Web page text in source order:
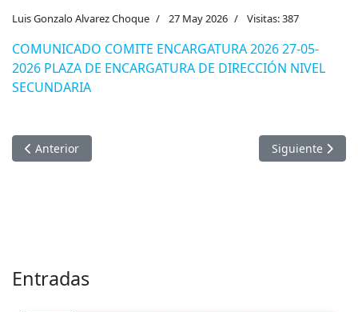
Luis Gonzalo Alvarez Choque 27 May 2026 Visitas: 387
COMUNICADO COMITE ENCARGATURA 2026 27-05-
2026 PLAZA DE ENCARGATURA DE DIRECCIÓN NIVEL
SECUNDARIA
Artículo anterior: COMUNICADO SE REPROGRAMA
Anterior Artículo
Siguiente
Entradas